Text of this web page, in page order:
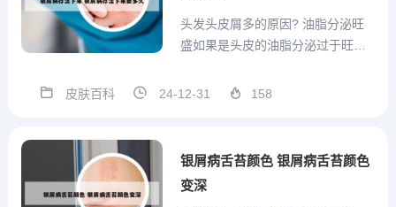
头发头皮屑多的原因? 油脂分泌旺
盛如果是头皮的油脂分泌过于旺盛
生细菌，沾染空气中的污垢。特别
果是身体患有皮肤病很容易导致头
皮肤百科 24-12-31 158
银屑病舌苔颜色 银屑病舌苔颜色
变深